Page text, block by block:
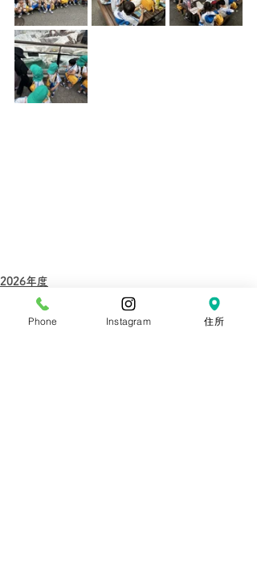
2026年度
イベント報告
Phone Instagram 住所